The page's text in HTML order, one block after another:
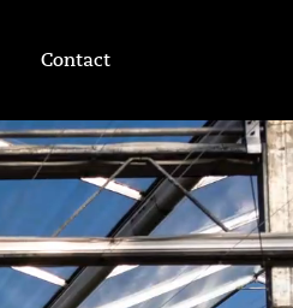
Contact